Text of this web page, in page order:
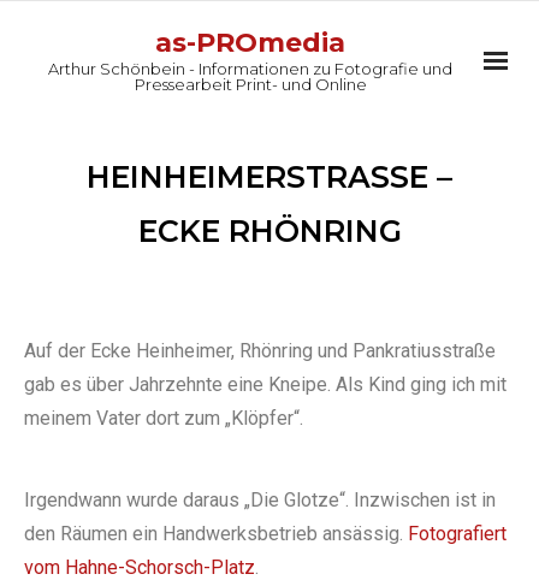
as-PROmedia
Arthur Schönbein - Informationen zu Fotografie und
Pressearbeit Print- und Online
Kontakt
HEINHEIMERSTRASSE – E
CKE RHÖNRING
Auf der Ecke Heinheimer, Rhönring und Pankratiusstraße
gab es über Jahrzehnte eine Kneipe. Als Kind ging ich mit
meinem Vater dort zum „Klöpfer“.
Irgendwann wurde daraus „Die Glotze“. Inzwischen ist in
den Räumen ein Handwerksbetrieb ansässig. Fotografiert
vom Hahne-Schorsch-Platz.